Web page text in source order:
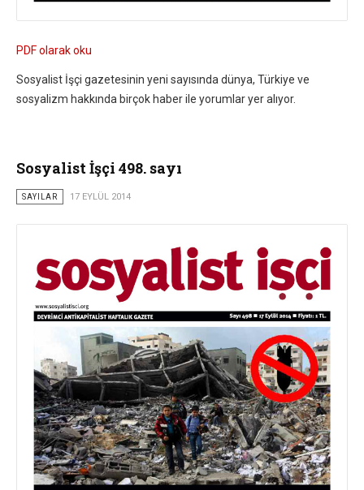
PDF olarak oku
Sosyalist İşçi gazetesinin yeni sayısında dünya, Türkiye ve
sosyalizm hakkında birçok haber ile yorumlar yer alıyor.
Sosyalist İşçi 498. sayı
SAYILAR 17 EYLÜL 2014